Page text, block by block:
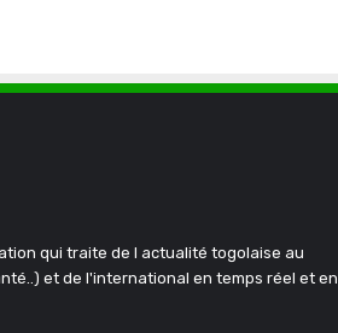
qui traite de l actualité togolaise au
et de l'international en temps réel et en